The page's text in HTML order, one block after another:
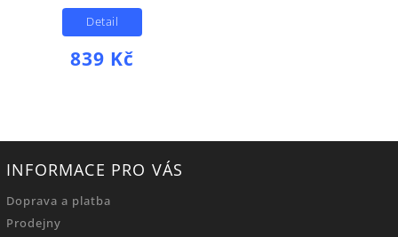
839 Kč
Detail
INFORMACE PRO VÁS
Doprava a platba
Prodejny